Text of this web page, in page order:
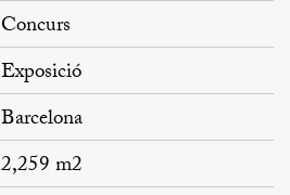
Concurs
Exposició
Barcelona
2,259 m2